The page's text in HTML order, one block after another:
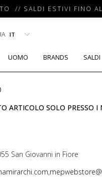
// SALDI ESTIVI FINO
UOMO BRANDS SALDI
ARTICOLO SOLO PRESSO
San Giovanni in Fiore